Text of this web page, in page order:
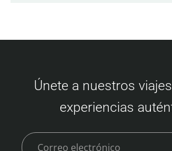
Únete a nuestros
experiencias